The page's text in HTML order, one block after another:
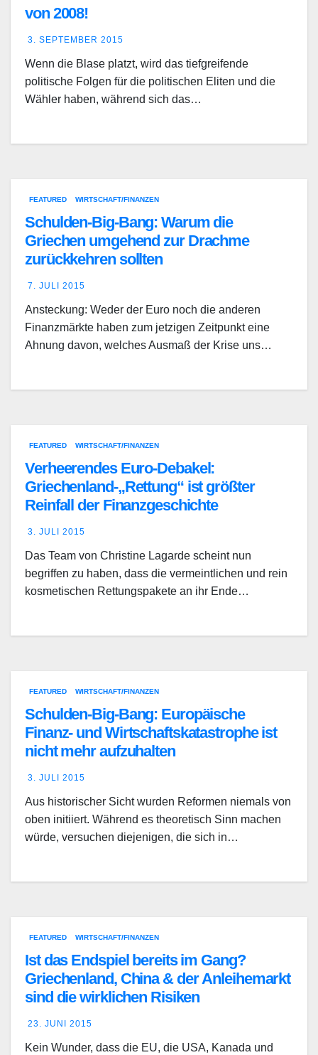
von 2008!
3. SEPTEMBER 2015
Wenn die Blase platzt, wird das tiefgreifende
politische Folgen für die politischen Eliten und die
Wähler haben, während sich das…
FEATURED WIRTSCHAFT/FINANZEN
Schulden-Big-Bang: Warum die
Griechen umgehend zur Drachme
zurückkehren sollten
7. JULI 2015
Ansteckung: Weder der Euro noch die anderen
Finanzmärkte haben zum jetzigen Zeitpunkt eine
Ahnung davon, welches Ausmaß der Krise uns…
FEATURED WIRTSCHAFT/FINANZEN
Verheerendes Euro-Debakel:
Griechenland-„Rettung“ ist größter
Reinfall der Finanzgeschichte
3. JULI 2015
Das Team von Christine Lagarde scheint nun
begriffen zu haben, dass die vermeintlichen und rein
kosmetischen Rettungspakete an ihr Ende…
FEATURED WIRTSCHAFT/FINANZEN
Schulden-Big-Bang: Europäische
Finanz- und Wirtschaftskatastrophe ist
nicht mehr aufzuhalten
3. JULI 2015
Aus historischer Sicht wurden Reformen niemals von
oben initiiert. Während es theoretisch Sinn machen
würde, versuchen diejenigen, die sich in…
FEATURED WIRTSCHAFT/FINANZEN
Ist das Endspiel bereits im Gang?
Griechenland, China & der Anleihemarkt
sind die wirklichen Risiken
23. JUNI 2015
Kein Wunder, dass die EU, die USA, Kanada und